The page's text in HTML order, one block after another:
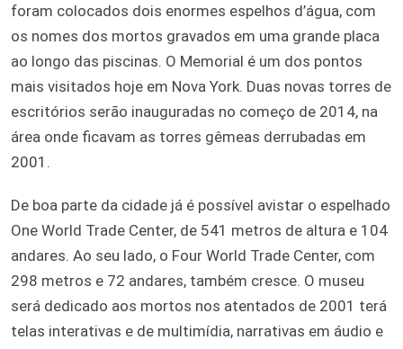
foram colocados dois enormes espelhos d’água, com
os nomes dos mortos gravados em uma grande placa
ao longo das piscinas. O Memorial é um dos pontos
mais visitados hoje em Nova York. Duas novas torres de
escritórios serão inauguradas no começo de 2014, na
área onde ficavam as torres gêmeas derrubadas em
2001.
De boa parte da cidade já é possível avistar o espelhado
One World Trade Center, de 541 metros de altura e 104
andares. Ao seu lado, o Four World Trade Center, com
298 metros e 72 andares, também cresce. O museu
será dedicado aos mortos nos atentados de 2001 terá
telas interativas e de multimídia, narrativas em áudio e